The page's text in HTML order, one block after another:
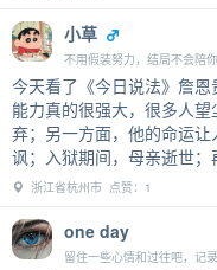
小草
不用假装努力，结局不会陪
今天看了《今日说法》詹
能力真的很强大，很多人
弃；另一方面，他的命运
讽；入狱期间，母亲逝世；
浙江省杭州市 点赞：1
one day
留住一些心情和过往吧，记